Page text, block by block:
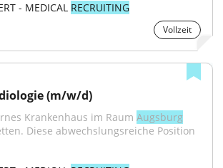
- MEDICAL RECRUITING
Vollzeit
(m/w/d)
Krankenhaus im Raum Augsburg
Diese abwechslungsreiche Position